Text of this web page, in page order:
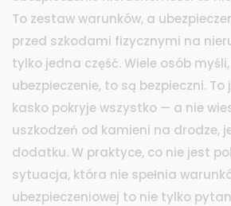
To zestaw warunków, a
przed szkodami fizycznymi na
tylko jedna część. Wiele osób
ubezpieczenie, to są bezpieczni. To
kasko pokryje wszystko — a nie
uszkodzeń od kamieni na drodze,
dodatku. W praktyce, co nie jest
sytuacja, która nie spełnia
ubezpieczeniowej to nie tylko